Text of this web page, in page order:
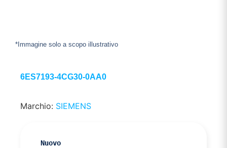
*Immagine solo a scopo illustrativo
6ES7193-4CG30-0AA0
Marchio: SIEMENS
Nuovo